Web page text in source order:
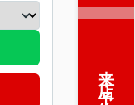
来店予約